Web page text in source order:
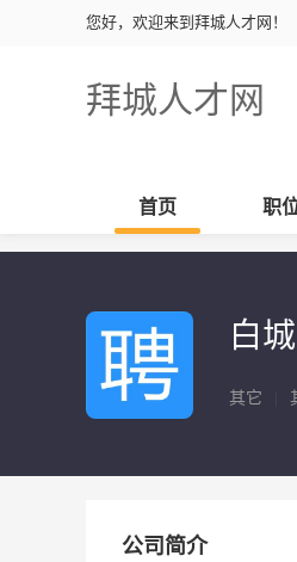
您好，欢迎来到拜城人才网！
拜城人才网
首页 职
白
其它
公司简介